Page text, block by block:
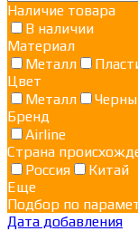
Наличие товара
В наличии
Материал
Металл
Цвет
Металл
Бренд
Airline
Страна
Россия
Китай
Еще
Подбор по
Дата добавления